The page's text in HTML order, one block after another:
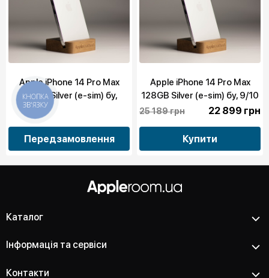
Apple iPhone 14 Pro Max
128GB Silver (e-sim) бу,
Передзамовлення
Apple iPhone 14 Pro Max
128GB Silver (e-sim) бу, 9/10
25 189 грн 22 899 грн
Купити
Каталог
Інформація та сервіси
Контакти
КНОПКА
ЗВ'ЯЗКУ